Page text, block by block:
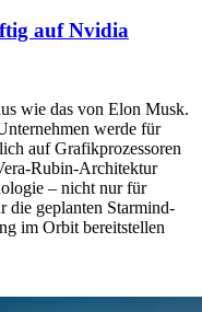
auf Nvidia
wie das von Elon Musk.
werde für
auf Grafikprozessoren
Rubin-Architektur
– nicht nur für
die geplanten Starmind-
im Orbit bereitstellen